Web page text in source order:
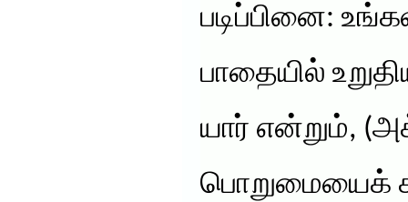
படிப்பினை:
பாதையில்
யார் என்றும்,
பொறுமையைக்